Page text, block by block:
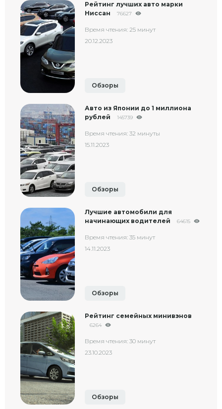
Рейтинг лучших авто марки
Ниссан
76627
Время чтения: 25 минут
20.12.2023
Обзоры
Авто из Японии до 1 миллиона
рублей
145739
Время чтения: 32 минуты
15.11.2023
Обзоры
Лучшие автомобили для
начинающих водителей
64615
Время чтения: 35 минут
14.11.2023
Обзоры
Рейтинг семейных минивэнов
6264
Время чтения: 30 минут
23.10.2023
Обзоры